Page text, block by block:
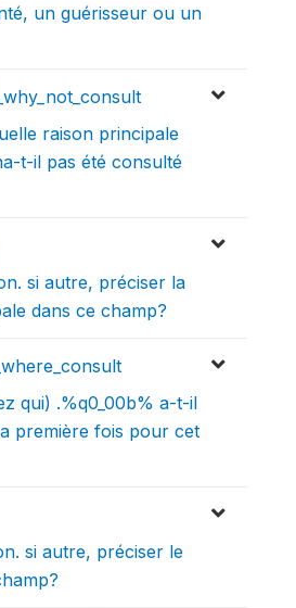
un guérisseur ou un
raison principale
t-il pas été consulté
si autre, préciser la
dans ce champ?
qui) .%q0_00b% a-t-il
première fois pour cet
si autre, préciser le